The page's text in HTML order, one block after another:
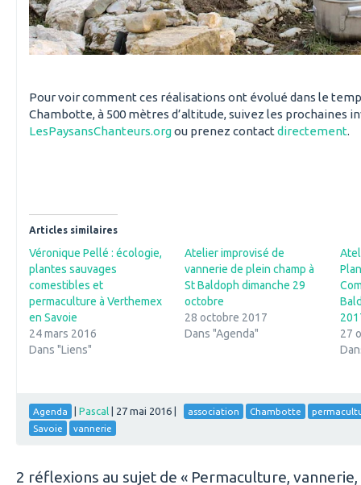
Pour voir comment ces réalisations ont évolué dans le
Chambotte, à 500 mètres d’altitude, suivez les prochaines
LesPaysansChanteurs.orgou prenez contact directement.
Articles similaires
Véronique Pellé : écologie,
plantes sauvages
comestibles et
permaculture à Verthemex
en Savoie
24 mars 2016
Dans "Liens"
Atelier improvisé de
vannerie de plein champ à
St Baldoph dimanche 29
octobre
28 octobre 2017
Dans "Agenda"
27
Agenda | Pascal | 27 mai 2016 | association Chambotte
Savoie
vannerie
2 réflexions au sujet de « Permaculture,